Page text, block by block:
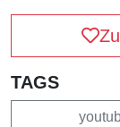
TAGS